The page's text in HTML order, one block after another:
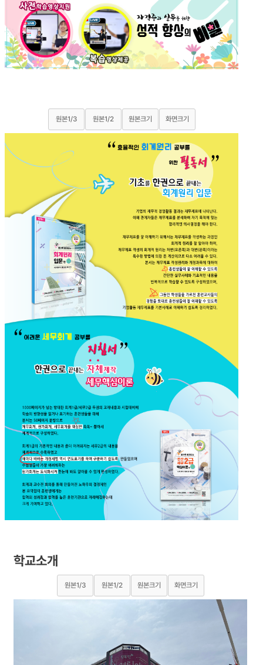
원본1/3 원본1/2 원본크기 화면크기
학교소개
원본1/3 원본1/2 원본크기 화면크기